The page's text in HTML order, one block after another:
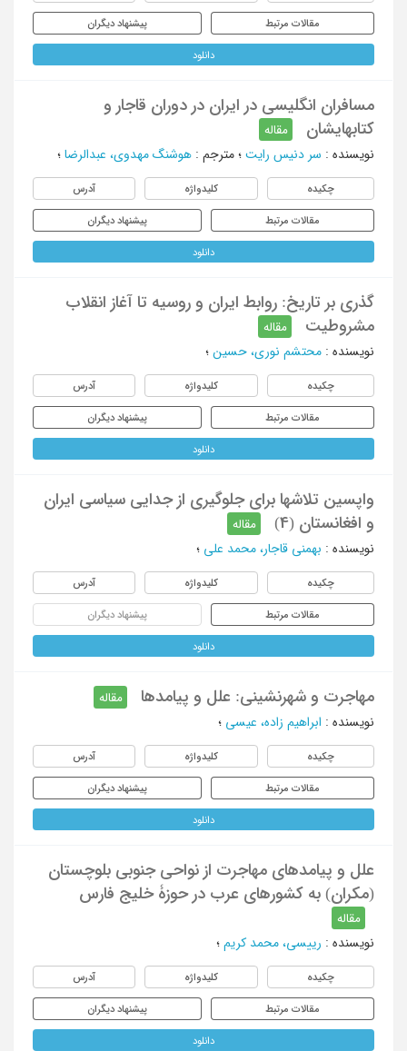
مقالات مرتبط پیشنهاد دیگران
دانلود
مسافران انگلیسی در ایران در دوران قاجار و
کتابهایشان
مقاله
نویسنده : سر دنیس رایت ؛ مترجم : هوشنگ مهدوی، عبدالرضا ؛
چکیده کلیدواژه آدرس
مقالات مرتبط پیشنهاد دیگران
دانلود
گذری بر تاریخ: روابط ایران و روسیه تا آغاز انقلاب
مشروطیت
مقاله
نویسنده : محتشم نوری، حسین ؛
چکیده کلیدواژه آدرس
مقالات مرتبط پیشنهاد دیگران
دانلود
واپسین تلاشها برای جلوگیری از جدایی سیاسی ایران
و افغانستان (4)
مقاله
نویسنده : بهمنی قاجار، محمد علی ؛
چکیده کلیدواژه آدرس
مقالات مرتبط پیشنهاد دیگران
دانلود
مهاجرت و شهرنشینی: علل و پیامدها
مقاله
نویسنده : ابراهیم زاده، عیسی ؛
چکیده کلیدواژه آدرس
مقالات مرتبط پیشنهاد دیگران
دانلود
علل و پیامدهای مهاجرت از نواحی جنوبی بلوچستان
(مکران) به کشورهای عرب در حوزۀ خلیج فارس
مقاله
نویسنده : رییسی، محمد کریم ؛
چکیده کلیدواژه آدرس
مقالات مرتبط پیشنهاد دیگران
دانلود